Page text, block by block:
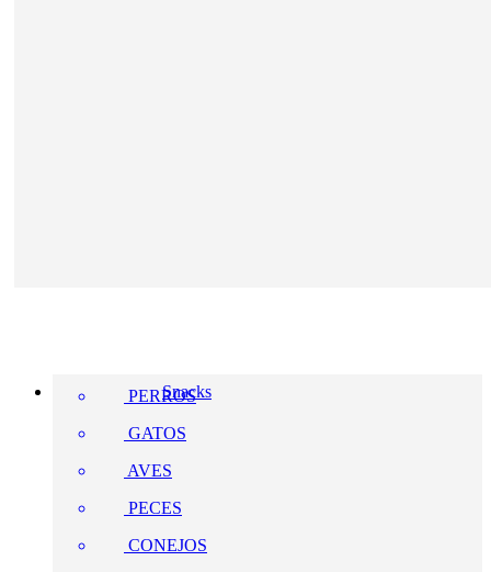
Snacks
PERROS
GATOS
AVES
PECES
CONEJOS